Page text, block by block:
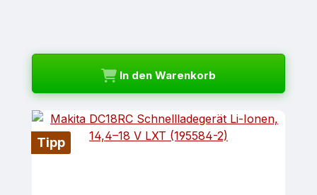
In den Warenkorb
Tipp